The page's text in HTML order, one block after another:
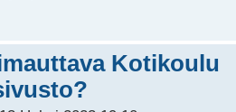
Kotikoulu